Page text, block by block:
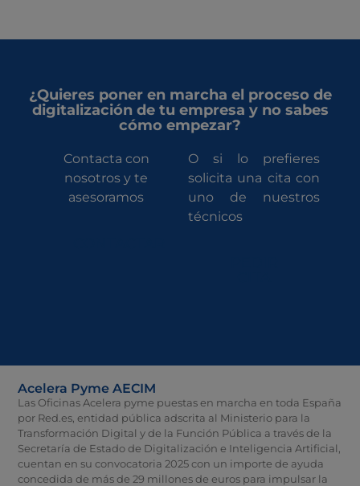
¿Quieres poner en marcha el proceso de
digitalización de tu empresa y no sabes
cómo empezar?
Contacta con
nosotros y te
asesoramos
O si lo prefieres
solicita una cita con
uno de nuestros
técnicos
Acelera Pyme AECIM
Las Oficinas Acelera pyme puestas en marcha en toda España
por Red.es, entidad pública adscrita al Ministerio para la
Transformación Digital y de la Función Pública a través de la
Secretaría de Estado de Digitalización e Inteligencia Artificial,
cuentan en su convocatoria 2025 con un importe de ayuda
concedida de más de 29 millones de euros para impulsar la